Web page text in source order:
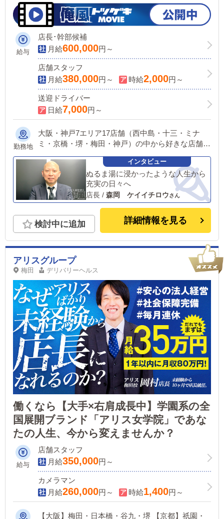
給与
店長･幹部候補
月給600,000円～
店舗スタッフ
月給380,000円～ 時給2,000円～
送迎ドライバー
日給7,000円～
勤務地
大阪・神戸7エリア17店舗（西中島・十三・ミナ
ミ・京橋・堺・梅田・神戸）の中から好きな店舗を
ぬるま湯に浸かったような人生から
充実の日々へ
店長 / 森岡 ケイイチロウ
検討中に追加 詳細情報を見る
アリスグループ
梅田 デリバリーヘルス
働くなら【大手×右肩成長中】学園系の全
国展開ブランド「アリス女学院」であな
たの人生、今から変えませんか？
給与
店舗スタッフ
月給350,000円～
カメラマン
月給260,000円～ 時給1,400円～
【大阪】梅田・日本橋・谷九・堺 【京都】祇園・